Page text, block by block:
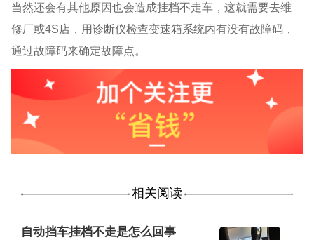
当然还会有其他原因也会造成挂档不走车，这就需要去维
修厂或4S店，用诊断仪检查变速箱系统内有没有故障码，
通过故障码来确定故障点。
相关阅读
自动挡车挂档不走是怎么回事